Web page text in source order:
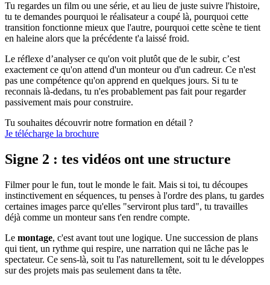
Tu regardes un film ou une série, et au lieu de juste suivre l'histoire,
tu te demandes pourquoi le réalisateur a coupé là, pourquoi cette
transition fonctionne mieux que l'autre, pourquoi cette scène te tient
en haleine alors que la précédente t'a laissé froid.
Le réflexe d’analyser ce qu'on voit plutôt que de le subir, c’est
exactement ce qu'on attend d'un monteur ou d'un cadreur. Ce n'est
pas une compétence qu'on apprend en quelques jours. Si tu te
reconnais là-dedans, tu n'es probablement pas fait pour regarder
passivement mais pour construire.
Tu souhaites découvrir notre formation en détail ?
Je télécharge la brochure
Signe 2 : tes vidéos ont une structure
Filmer pour le fun, tout le monde le fait. Mais si toi, tu découpes
instinctivement en séquences, tu penses à l'ordre des plans, tu gardes
certaines images parce qu'elles "serviront plus tard", tu travailles
déjà comme un monteur sans t'en rendre compte.
Le montage, c'est avant tout une logique. Une succession de plans
qui tient, un rythme qui respire, une narration qui ne lâche pas le
spectateur. Ce sens-là, soit tu l'as naturellement, soit tu le développes
sur des projets mais pas seulement dans ta tête.